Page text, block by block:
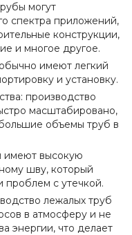
могут
спектра приложений,
конструкции,
и многое другое.
имеют легкий
и установку.
производство
масштабировано,
объемы труб в
имеют высокую
шву, который
проблем с утечкой.
лежалых труб
в атмосферу и не
энергии, что делает